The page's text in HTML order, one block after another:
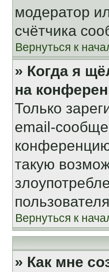
модератор
счётчика
Вернуться к
» Когда я
на
Только
email-
такую
Вернуться к
» Как мне